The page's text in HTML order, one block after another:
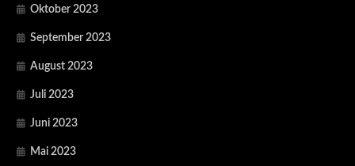
Oktober 2023
September 2023
August 2023
Juli 2023
Juni 2023
Mai 2023